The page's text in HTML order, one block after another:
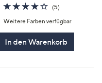
4.0
von
5
(5)5
Weitere Farben verfügbar
In den Warenkorb